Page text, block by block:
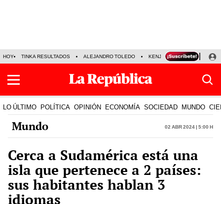
HOY TINKA RESULTADOS ALEJANDRO TOLEDO KENJI FUJIMORI
LO ÚLTIMO POLÍTICA OPINIÓN ECONOMÍA SOCIEDAD MUNDO
Mundo 02 Abr 2024 | 5:00 h
Cerca a Sudamérica está una
isla que pertenece a 2 países:
sus habitantes hablan 3
idiomas